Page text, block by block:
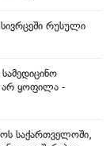
რუსული
არ ყოფილა -
საქართველოში,